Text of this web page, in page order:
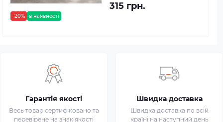
-20% в наявності
315 грн.
Гарантія якості
Весь товар сертифіковано та
перевірене на знак якості
Швидка доставка
Швидка доставка по всій
країні на наступний день